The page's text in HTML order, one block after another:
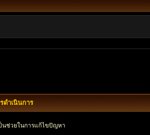
ดำเนินการ
นช่วยในการแก้ไขปัญหา